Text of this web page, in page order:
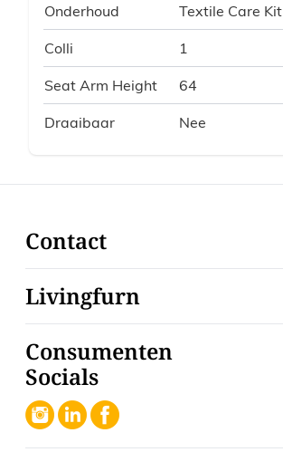
Onderhoud Textile Care Kit
Colli 1
Seat Arm Height 64
Draaibaar Nee
Contact
Livingfurn
Consumenten
Socials